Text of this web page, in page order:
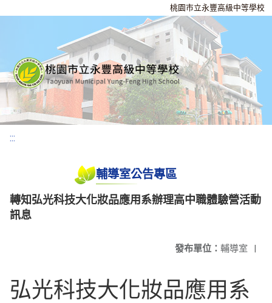
桃園市立永豐高級中等學校
:::
輔導室公告專區
轉知弘光科技大化妝品應用系辦理高中職體驗營活動
訊息
發布單位： 輔導室 |
弘光科技大化妝品應用系